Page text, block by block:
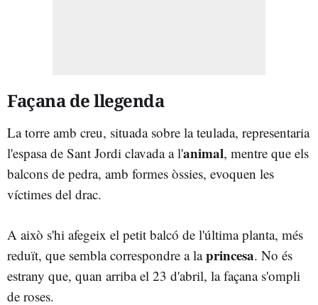
Façana de llegenda
La torre amb creu, situada sobre la teulada, representaria
l'espasa de Sant Jordi clavada a l'animal, mentre que els
balcons de pedra, amb formes òssies, evoquen les
víctimes del drac.
A això s'hi afegeix el petit balcó de l'última planta, més
reduït, que sembla correspondre a laprincesa. No és
estrany que, quan arriba el 23 d'abril, la façana s'ompli
de roses.